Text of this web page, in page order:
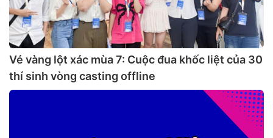
Vé vàng lột xác mùa 7: Cuộc đua khốc liệt của 30
thí sinh vòng casting offline